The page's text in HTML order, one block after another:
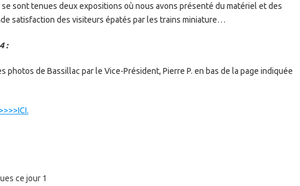
se sont tenues deux expositions où nous avons présenté du matériel et des
satisfaction des visiteurs épatés par les trains miniature…
:
photos de Bassillac par le Vice-Président, Pierre P. en bas de la page indiquée
ce jour 1